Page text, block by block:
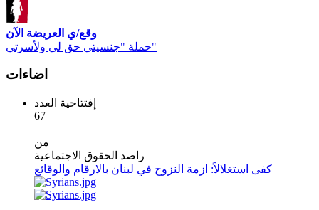
وقع/ي العريضة الآن
حملة "جنسيتي حق لي ولأسرتي"
اضاءات
إفتتاحية العدد
67
من
راصد الحقوق الاجتماعية
كفى استغلالاً: ازمة النزوح في لبنان بالارقام والوقائع